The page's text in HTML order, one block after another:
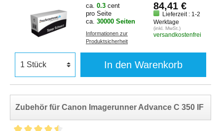
ca. 0.3 cent
pro Seite
ca. 30000 Seiten
Informationen zur
Produktsicherheit
84,41 €
Lieferzeit : 1-2
Werktage
(inkl. MwSt.)
versandkostenfrei
In den Warenkorb
Zubehör für Canon Imagerunner Advance C 350 IF